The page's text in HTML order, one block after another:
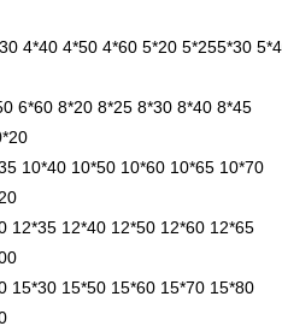
4*40 4*50 4*60 5*20 5*255*30
6*60 8*20 8*25 8*30 8*40 8*45
10*40 10*50 10*60 10*65 10*70
12*35 12*40 12*50 12*60 12*65
15*30 15*50 15*60 15*70 15*80